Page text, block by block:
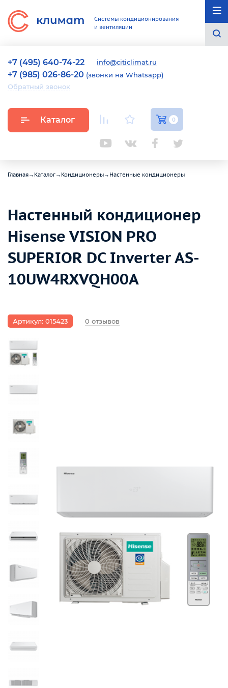
Системы кондиционирования
и вентиляции
+7 (495) 640-74-22 info@citiclimat.ru
+7 (985) 026-86-20 (звонки на Whatsapp)
Обратный звонок
Каталог 0
Главная→ Каталог→ Кондиционеры→ Настенные кондиционеры
Настенный кондиционер
Hisense VISION PRO
SUPERIOR DC Inverter AS-
10UW4RXVQH00A
Артикул: 015423 0 отзывов